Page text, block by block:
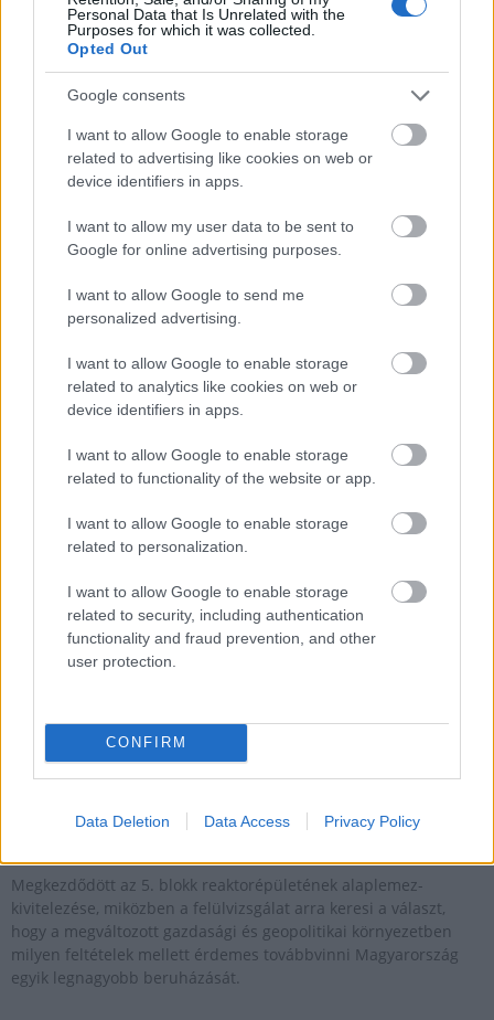
Personal Data that Is Unrelated with the
Purposes for which it was collected.
Opted Out
Google consents
I want to allow Google to enable storage
related to advertising like cookies on web or
device identifiers in apps.
I want to allow my user data to be sent to
Google for online advertising purposes.
I want to allow Google to send me
personalized advertising.
I want to allow Google to enable storage
related to analytics like cookies on web or
device identifiers in apps.
I want to allow Google to enable storage
related to functionality of the website or app.
I want to allow Google to enable storage
related to personalization.
I want to allow Google to enable storage
related to security, including authentication
functionality and fraud prevention, and other
user protection.
CONFIRM
Data Deletion Data Access Privacy Policy
azokban az utakban, hidakban, vasúti pályákban, vízi
műtárgyakban, épületekben, amelyek nap mint nap szolgálják a
hazai infrastruktúra fejlesztését és működését. A jubileum
alkalom arra is, hogy a vállalat ügyvezetőjével, Cseh Zoltánnal a
hazai kőbányászat stratégiai szerepéről, aktuális helyzetéről is
beszélgessünk.
Híd- és közműépítő céget vásárolt fel a
Újabb csarnokkal bővült az Innovinia
Paks II.: Mit jelent az 5. blokk új mérföldköve a
Megkezdődött az 5. blokk reaktorépületének alaplemez-
kivitelezése, miközben a felülvizsgálat arra keresi a választ,
hogy a megváltozott gazdasági és geopolitikai környezetben
milyen feltételek mellett érdemes továbbvinni Magyarország
egyik legnagyobb beruházását.